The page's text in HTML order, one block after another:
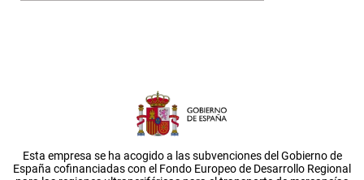
Esta empresa se ha acogido a las subvenciones del Gobierno de
España cofinanciadas con el Fondo Europeo de Desarrollo Regional